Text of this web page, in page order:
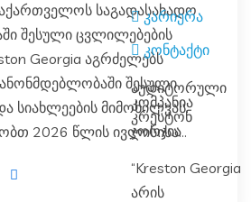
კარიერა
კონტაქტი
აუდიტორული
კომპანია
კრესტონ
ჯორჯია
“Kreston Georgia
არის
საგადასახადო
შესული ცვლილებების
Georgia აგრძელებს
შესული
სიახლეების მიმოხილვას.
2026 წლის ივლისისა...